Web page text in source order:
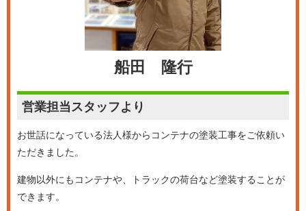
船田 隆行
営業担当スタッフより
お世話になっている法人様からコンテナの塗装工事をご依頼い
ただきました。
建物以外にもコンテナや、トラックの荷台など塗装することが
できます。